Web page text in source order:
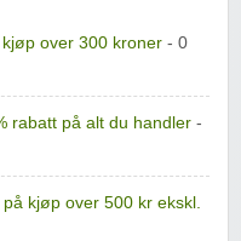
over 300 kroner - 0
rabatt på alt du handler -
kjøp over 500 kr ekskl.